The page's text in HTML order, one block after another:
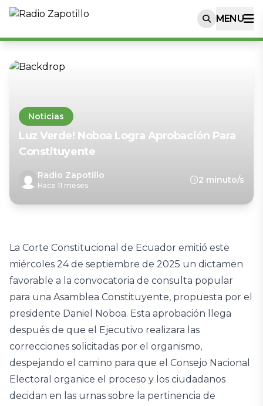
MENU
Noticias
Luz Verde! Noboa Logra Aprobación Para
Constituyente
Radio Zapotillo
Hace 11 meses
2 minuto/s
La Corte Constitucional de Ecuador emitió este
miércoles 24 de septiembre de 2025 un dictamen
favorable a la convocatoria de consulta popular
para una Asamblea Constituyente, propuesta por el
presidente Daniel Noboa. Esta aprobación llega
después de que el Ejecutivo realizara las
correcciones solicitadas por el organismo,
despejando el camino para que el Consejo Nacional
Electoral organice el proceso y los ciudadanos
decidan en las urnas sobre la pertinencia de